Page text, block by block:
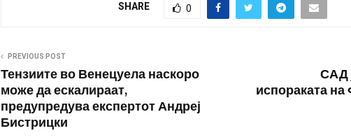
SHARE 0
PREVIOUS POST
Тензиите во Венецуела наскоро
може да ескалираат,
предупредува експертот Андреј
Бистрицки
САД
испораката на